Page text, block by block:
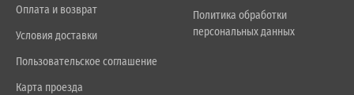
Оплата и возврат
Условия доставки
Пользовательское соглашение
Карта проезда
Политика обработки
персональных данных